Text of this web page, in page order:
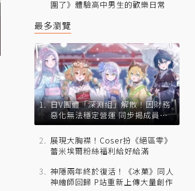
圍了》體驗高中男生的歡樂日常
最多瀏覽
日V團體「深淵組」解散！因財務
惡化無法穩定營運 同步揭成員未
來去向
展現大胸襟！Coser扮《絕區零》
蕾米埃爾粉絲福利給好給滿
神隱兩年終於復活！《冰菓》同人
神繪師回歸 P站重新上傳大量創作